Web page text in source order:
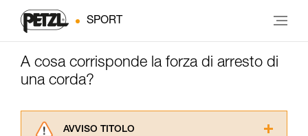
SPORT
A cosa corrisponde la forza di arresto di
una corda?
AVVISO TITOLO